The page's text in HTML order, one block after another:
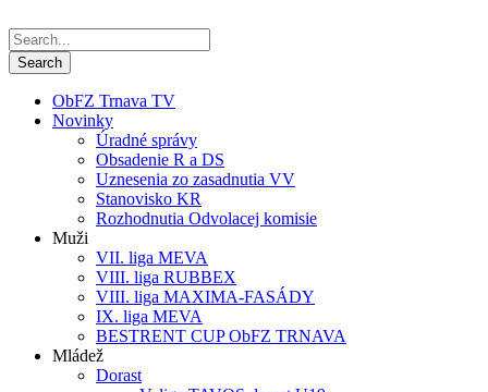
ObFZ Trnava TV
Novinky
Úradné správy
Obsadenie R a DS
Uznesenia zo zasadnutia VV
Stanovisko KR
Rozhodnutia Odvolacej komisie
Muži
VII. liga MEVA
VIII. liga RUBBEX
VIII. liga MAXIMA-FASÁDY
IX. liga MEVA
BESTRENT CUP ObFZ TRNAVA
Mládež
Dorast